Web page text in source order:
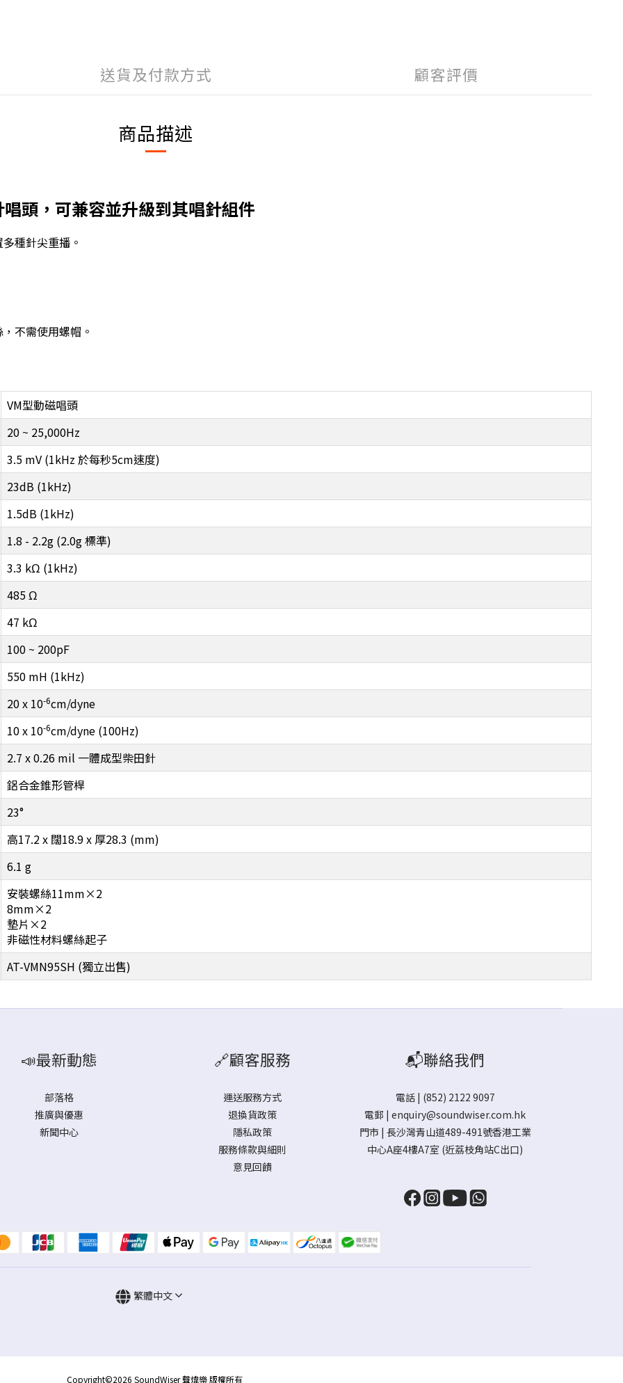
送貨及付款方式 顧客評價
商品描述
頭，可兼容並升級到其唱針組件
種針尖重播。
不需使用螺帽。
VM型動磁唱頭
20 ~ 25,000Hz
3.5 mV (1kHz 於每秒5cm速度)
23dB (1kHz)
1.5dB (1kHz)
1.8 - 2.2g (2.0g 標準)
3.3 kΩ (1kHz)
485 Ω
47 kΩ
100 ~ 200pF
550 mH (1kHz)
20 x 10-6cm/dyne
10 x 10-6cm/dyne (100Hz)
2.7 x 0.26 mil 一體成型柴田針
鋁合金錐形管桿
23°
高17.2 x 闊18.9 x 厚28.3 (mm)
6.1 g
安裝螺絲11mm×2
8mm×2
墊片×2
非磁性材料螺絲起子
AT-VMN95SH (獨立出售)
📣最新動態
部落格
推廣與優惠
新聞中心
🔗顧客服務
運送服務方式
退換貨政策
隱私政策
服務條款與細則
意見回饋
📬聯絡我們
電話 | (852) 2122 9097
電郵 |enquiry@soundwiser.com.hk
門市 | 長沙灣青山道489-491號香港工業
中心A座4樓A7室 (近荔枝角站C出口)
繁體中文
Copyright©2026 SoundWiser 聲煒樂 版權所有